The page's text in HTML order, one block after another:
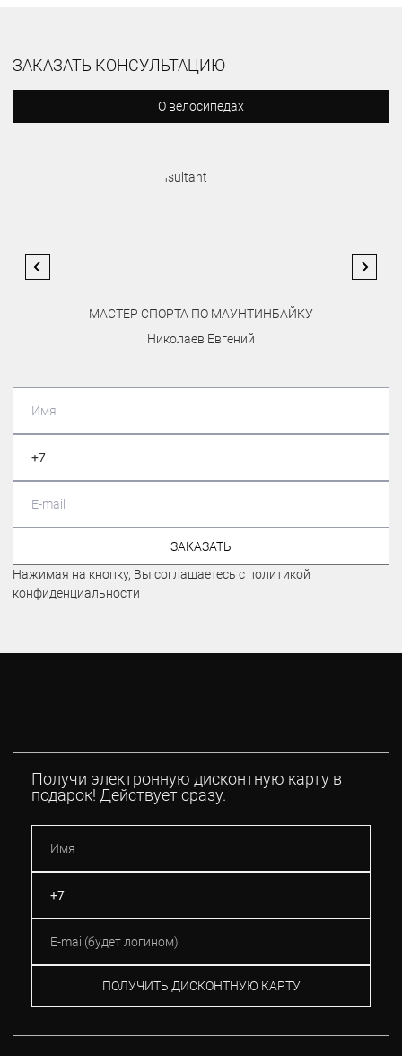
ЗАКАЗАТЬ КОНСУЛЬТАЦИЮ
О велосипедах
МАСТЕР СПОРТА ПО МАУНТИНБАЙКУ
Николаев Евгений
ЗАКАЗАТЬ
Нажимая на кнопку, Вы соглашаетесь с политикой
конфиденциальности
Получи электронную дисконтную карту в
подарок! Действует сразу.
ПОЛУЧИТЬ ДИСКОНТНУЮ КАРТУ